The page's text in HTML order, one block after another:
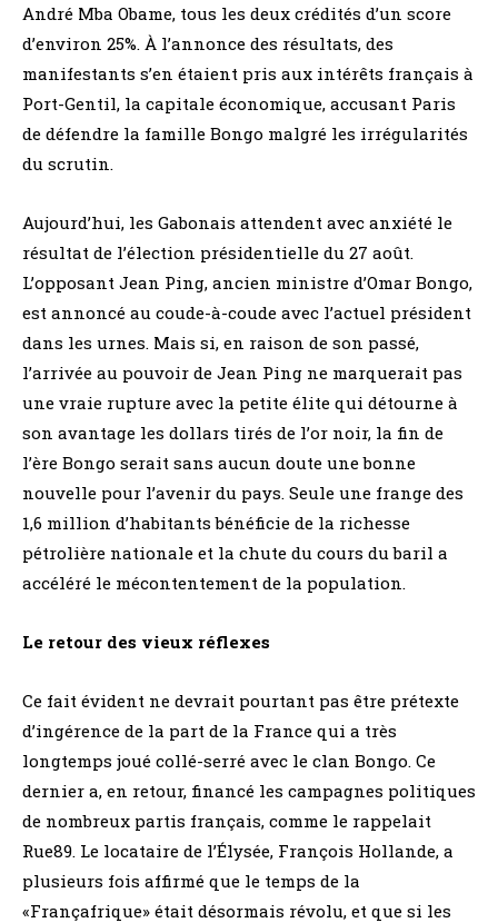
André Mba Obame, tous les deux crédités d’un score
d’environ 25%. À l’annonce des résultats, des
manifestants s’en étaient pris aux intérêts français à
Port-Gentil, la capitale économique, accusant Paris
de défendre la famille Bongo malgré les irrégularités
du scrutin.
Aujourd’hui, les Gabonais attendent avec anxiété le
résultat de l’élection présidentielle du 27 août.
L’opposant Jean Ping, ancien ministre d’Omar Bongo,
est annoncé au coude-à-coude avec l’actuel président
dans les urnes. Mais si, en raison de son passé,
l’arrivée au pouvoir de Jean Ping ne marquerait pas
une vraie rupture avec la petite élite qui détourne à
son avantage les dollars tirés de l’or noir, la fin de
l’ère Bongo serait sans aucun doute une bonne
nouvelle pour l’avenir du pays. Seule une frange des
1,6 million d’habitants bénéficie de la richesse
pétrolière nationale et la chute du cours du baril a
accéléré le mécontentement de la population.
Le retour des vieux réflexes
Ce fait évident ne devrait pourtant pas être prétexte
d’ingérence de la part de la France qui a très
longtemps joué collé-serré avec le clan Bongo. Ce
dernier a, en retour, financé les campagnes politiques
de nombreux partis français, comme le rappelait
Rue89. Le locataire de l’Élysée, François Hollande, a
plusieurs fois affirmé que le temps de la
«Françafrique» était désormais révolu, et que si les